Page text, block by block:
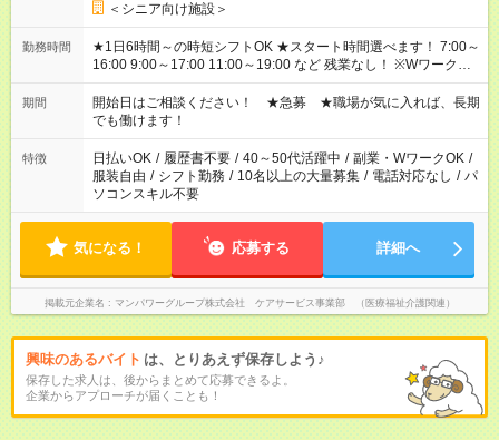
＜シニア向け施設＞
勤務時間
★1日6時間～の時短シフトOK ★スタート時間選べます！ 7:00～
16:00 9:00～17:00 11:00～19:00 など 残業なし！ ※Wワークの
場合、他のお仕事と合わせ週40時間超の就業はご案内できませ
ん ※法令に基づき、週20時間以上勤務は社会保険への加入対象
となります ※労働者派遣法（日雇い派遣の原則禁止）により、
短時間・短期間の就業はご案内が難しい場合があります
期間
開始日はご相談ください！ ★急募 ★職場が気に入れば、長期
でも働けます！
特徴 日払いOK / 履歴書不要 / 40～50代活躍中 / 副業・WワークOK /
服装自由 / シフト勤務 / 10名以上の大量募集 / 電話対応なし / パ
ソコンスキル不要
気になる！ 応募する 詳細へ
掲載元企業名 マンパワーグループ株式会社 ケアサービス事業部 （医療福祉介護関連）
興味のあるバイト は、とりあえず保存しよう♪
保存した求人は、後からまとめて応募できるよ。
企業からアプローチが届くことも！